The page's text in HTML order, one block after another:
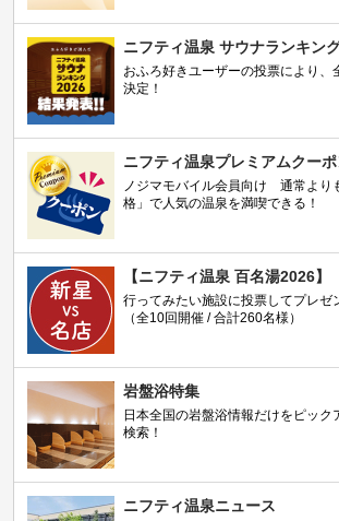
ニフティ温泉 サウナランキン
おふろ好きユーザーの投票により、
決定！
ニフティ温泉プレミアムクー
ノジマモバイル会員向け 通常より
格」で人気の温泉を満喫できる！
【ニフティ温泉 百名湯2026】
行ってみたい施設に投票してプレゼ
（全10回開催 / 合計260名様）
岩盤浴特集
日本全国の岩盤浴情報だけをピック
検索！
ニフティ温泉ニュース